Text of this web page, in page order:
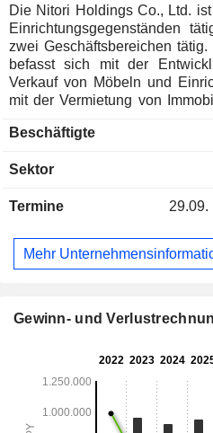
Die Nitori Holdings Co., Ltd.
Einrichtungsgegenständen
zwei Geschäftsbereichen
befasst sich mit der
Verkauf von Möbeln und
mit der Vermietung von
Shimachu befasst sich mit
Beschäftigte
Sektor
Termine 29.09.
Mehr
Gewinn- und